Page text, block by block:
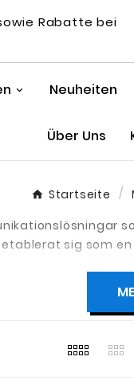
Rabatte bei
Neuheiten
Über Uns
Startseite
sig som
nätverk och
till-multipunkt-